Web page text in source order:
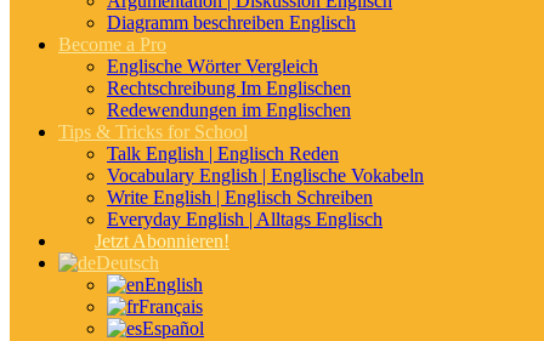
Diagramm beschreiben Englisch
Become a Pro
Englische Wörter Vergleich
Rechtschreibung Im Englischen
Redewendungen im Englischen
Tips & Tricks for School
Talk English | Englisch Reden
Vocabulary English | Englische Vokabeln
Write English | Englisch Schreiben
Everyday English | Alltags Englisch
Jetzt Abonnieren!
Deutsch
English
Français
Español
Was sind Nomen überhaupt? / Was ist ein
Substantiv?
Genauso wie im Deutsche, sind Nomen auch im Englischen die
Wörter die eineSachebeschreiben, diese Nomen können im